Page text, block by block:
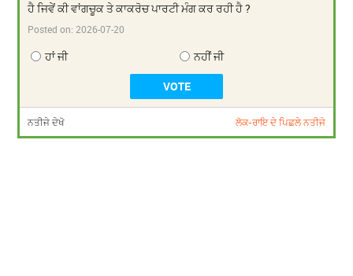
ਹੈ ਜਿਵੇਂ ਕੀ ਵਾਂਗਚੂਕ ਤੇ ਕਾਕਰੋਚ ਪਾਰਟੀ ਮੰਗ ਕਰ ਰਹੀ ਹੈ ?
Posted on:2026-07-20
ਹਾਂ ਜੀ ਨਹੀਂ ਜੀ
ਨਤੀਜੇ ਦੇਖੋ ਲੋਕ-ਰਾਇ ਦੇ ਪਿਛਲੇ ਨਤੀਜੇ